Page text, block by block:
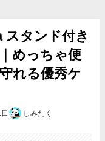
スタンド付き
めっちゃ便
れる優秀ケ
しみたく